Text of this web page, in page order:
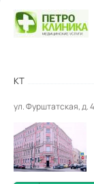
КТ
ул. Фурштатская, д.